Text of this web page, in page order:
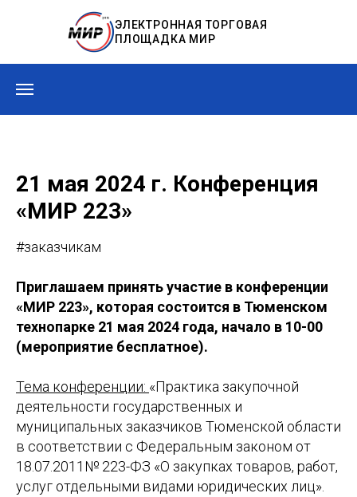
ЭЛЕКТРОННАЯ ТОРГОВАЯ
ПЛОЩАДКА МИР
21 мая 2024 г. Конференция
«МИР 223»
#заказчикам
Приглашаем принять участие в конференции
«МИР 223», которая состоится в Тюменском
технопарке 21 мая 2024 года, начало в 10-00
(мероприятие бесплатное).
Тема конференции: «Практика закупочной
деятельности государственных и
муниципальных заказчиков Тюменской области
в соответствии с Федеральным законом от
18.07.2011№ 223-ФЗ «О закупках товаров, работ,
услуг отдельными видами юридических лиц».